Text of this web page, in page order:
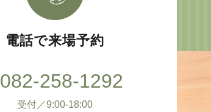
電話で来場予約
082-258-1292
受付／9:00-18:00